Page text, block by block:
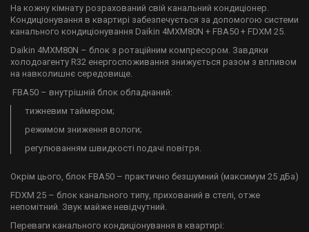
На кожну кімнату розрахований свій канальний кондиціонер.
Кондиціонування в квартирі забезпечується за допомогою системи
канального кондиціонування Daikin 4MXM80N + FBA50 + FDXM 25.
Daikin 4MXM80N – блок з ротаційним компресором. Завдяки
холодоагенту R32 енергоспоживання знижується разом з впливом
на навколишнє середовище.
FBA50 – внутрішній блок обладнаний:
тижневим таймером;
режимом зниження вологи;
регулюванням швидкості подачі повітря.
Окрім цього, блок FBA50 – практично безшумний (максимум 25 дБа)
FDXM 25 – блок канального типу, прихований в стелі, отже
непомітний. Звук майже невідчутний.
Переваги канального кондиціонування в квартирі: